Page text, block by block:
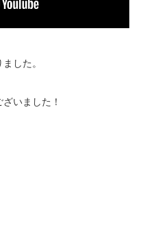
した。
いました！